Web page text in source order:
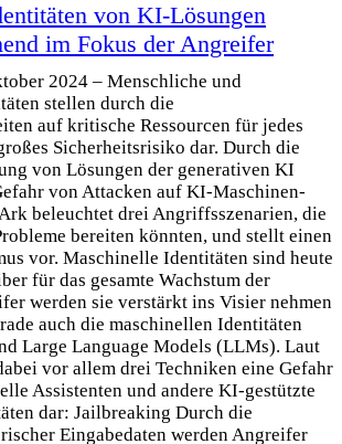
von KI-Lösungen
im Fokus der Angreifer
2024 – Menschliche und
stellen durch die
auf kritische Ressourcen für jedes
Sicherheitsrisiko dar. Durch die
von Lösungen der generativen KI
von Attacken auf KI-Maschinen-
beleuchtet drei Angriffsszenarien, die
bereiten könnten, und stellt einen
vor. Maschinelle Identitäten sind heute
für das gesamte Wachstum der
werden sie verstärkt ins Visier nehmen
auch die maschinellen Identitäten
Large Language Models (LLMs). Laut
vor allem drei Techniken eine Gefahr
Assistenten und andere KI-gestützte
dar: Jailbreaking Durch die
Eingabedaten werden Angreifer